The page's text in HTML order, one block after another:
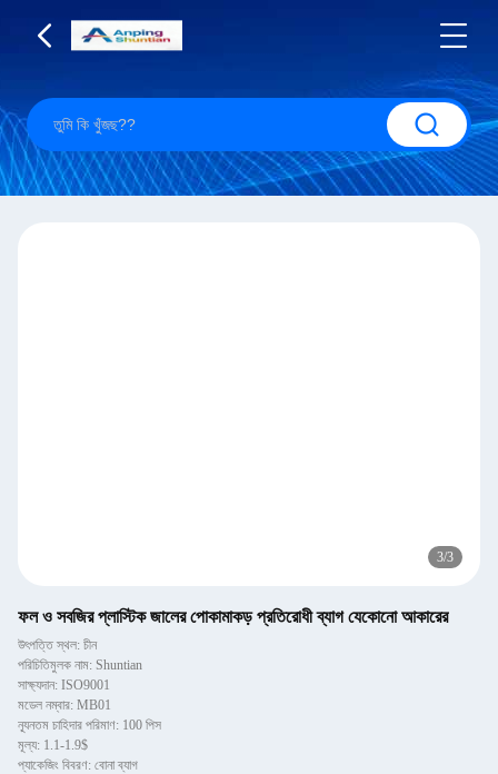
3/3
ফল ও সবজির প্লাস্টিক জালের পোকামাকড় প্রতিরোধী ব্যাগ যেকোনো আকারের
উৎপত্তি স্থল: চীন
পরিচিতিমুলক নাম: Shuntian
সাক্ষ্যদান: ISO9001
মডেল নম্বার: MB01
ন্যূনতম চাহিদার পরিমাণ: 100 পিস
মূল্য: 1.1-1.9$
প্যাকেজিং বিবরণ: বোনা ব্যাগ